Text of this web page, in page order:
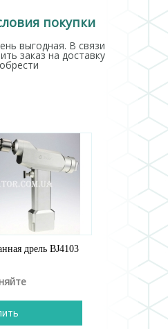
покупки
выгодная. В связи
заказ на доставку
дрель BJ4103